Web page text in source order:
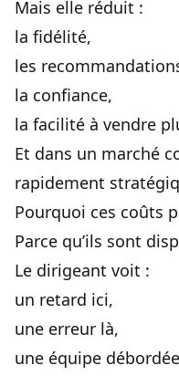
Mais elle réduit :
la fidélité,
les
la confiance,
la facilité à vendre
Et dans un marché
rapidement
Pourquoi ces coûts
Parce qu’ils sont
Le dirigeant voit :
un retard ici,
une erreur là,
une équipe